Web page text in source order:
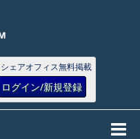
シェアオフィス無料掲載
ログイン/新規登録